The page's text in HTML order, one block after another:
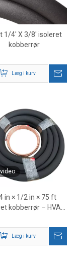
1/4' X 3/8' isoleret
kobberrør
Læg i kurv
video
in × 1/2 in × 75 ft
kobberrør – HVAC
Læg i kurv